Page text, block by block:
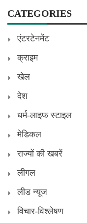
CATEGORIES
एंटरटेनमेंट
क्राइम
खेल
देश
धर्म-लाइफ स्टाइल
मेडिकल
राज्यों की खबरें
लीगल
लीड न्यूज
विचार-विश्लेषण